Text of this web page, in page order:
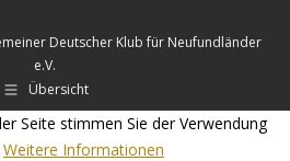
Deutscher Klub für Neufundländer
e.V.
Übersicht
Seite stimmen Sie der Verwendung
Weitere Informationen